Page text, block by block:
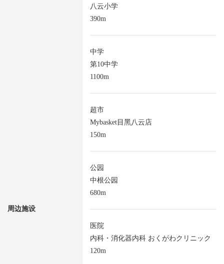
周边施设
八云小学
390m
中学
第10中学
1100m
超市
Mybasket目黑八云店
150m
公园
中根公园
680m
医院
内科・消化器内科 おくがわクリニック
120m